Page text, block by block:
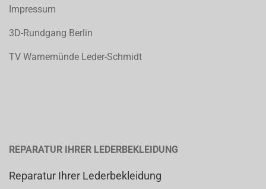
Impressum
3D-Rundgang Berlin
TV Warnemünde Leder-Schmidt
REPARATUR IHRER LEDERBEKLEIDUNG
Reparatur Ihrer Lederbekleidung